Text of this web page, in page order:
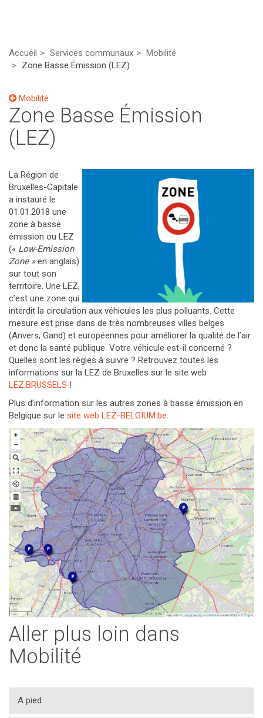
Accueil Services communaux
Mobilité
Zone Basse Émission (LEZ)
Mobilité
Zone Basse Émission
(LEZ)
La Région de
Bruxelles-Capitale
a instauré le
01.01.2018 une
zone à basse
émission ou LEZ
(« Low-Emission
Zone »en anglais)
sur tout son
territoire. Une LEZ,
c’est une zone qui
interdit la circulation aux véhicules les plus polluants. Cette
mesure est prise dans de très nombreuses villes belges
(Anvers, Gand) et européennes pour améliorer la qualité de l’air
et donc la santé publique. Votre véhicule est-il concerné ?
Quelles sont les règles à suivre ? Retrouvez toutes les
informations sur la LEZ de Bruxelles sur le site web
LEZ.BRUSSELS !
Plus d’information sur les autres zones à basse émission en
Belgique sur le site web LEZ-BELGIUM.be.
Aller plus loin dans
Mobilité
A pied